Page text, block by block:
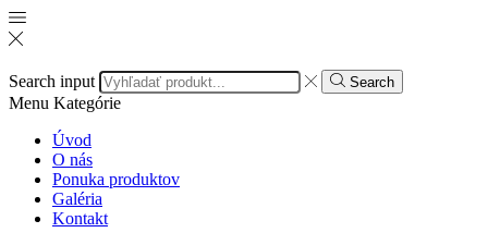
Search input Search
Menu Kategórie
Úvod
O nás
Ponuka produktov
Galéria
Kontakt